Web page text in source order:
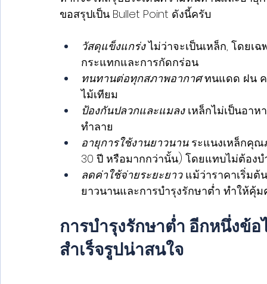
ขอสรุปเป็น Bullet Point ดังนี้ครับ
วัสดุแข็งแกร่ง ไม่ว่าจะเป็นเหล็ก, โดยเ
กระแทกและการกัดกร่อน
ทนทานต่อทุกสภาพอากาศ ทนแดด ฝน ค
ไม้เทียม
ป้องกันปลวกและแมลง เหล็กไม่เป็นอาห
ทำลาย
อายุการใช้งานยาวนาน ระแนงเหล็กคุณ
30 ปี หรือมากกว่านั้น) โดยแทบไม่ต้องบ
ลดค่าใช้จ่ายระยะยาว แม้ว่าราคาเริ่มต้
ยาวนานและการบำรุงรักษาต่ำ ทำให้คุ้ม
การบำรุงรักษาต่ำ อีกหนึ่งข้
สำเร็จรูปน่าสนใจ